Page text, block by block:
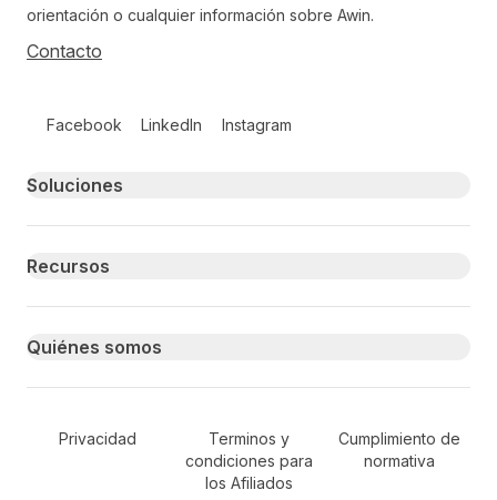
orientación o cualquier información sobre Awin.
Contacto
Facebook LinkedIn Instagram
Primary footer navigation
Soluciones
Recursos
Quiénes somos
Secondary Footer Navigation
Privacidad
Terminos y
condiciones para
los Afiliados
Cumplimiento de
normativa